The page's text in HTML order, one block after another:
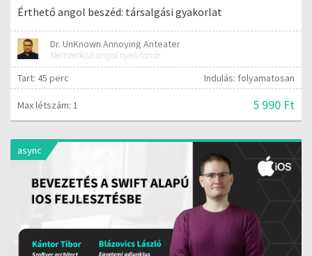
Érthető angol beszéd: társalgási gyakorlat
Dr. UnKnown Annoying Anteater
Nemzetközi angol nyelvtanár
Tart: 45 perc
Indulás: folyamatosan
Max létszám: 1 5 990 Ft
async